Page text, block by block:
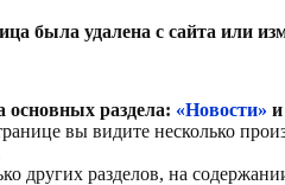
была удалена с сайта или
основных раздела: «Новости»
вы видите несколько
других разделов, на